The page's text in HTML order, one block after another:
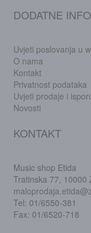
DODATNE
Uvjeti poslovanja u
O nama
Kontakt
Privatnost podataka
Uvjeti prodaje i
Novosti
KONTAKT
Music shop Etida
Tratinska 77, 10000
Tel: 01/6550-381
Fax: 01/6520-718